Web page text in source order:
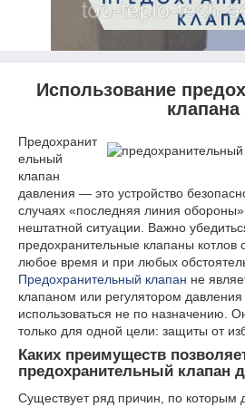
Использование
клапана
Предохранит
ельный
клапан
давления — это устройство
случаях «последняя линия
нештатной ситуации. Важно
предохранительные клапаны котлов
любое время и при любых
Предохранительный клапан не
клапаном или регулятором
использоваться не по назначению.
только для одной цели: защиты от
Каких преимуществ
предохранительный клапан
Существует ряд причин, по которым